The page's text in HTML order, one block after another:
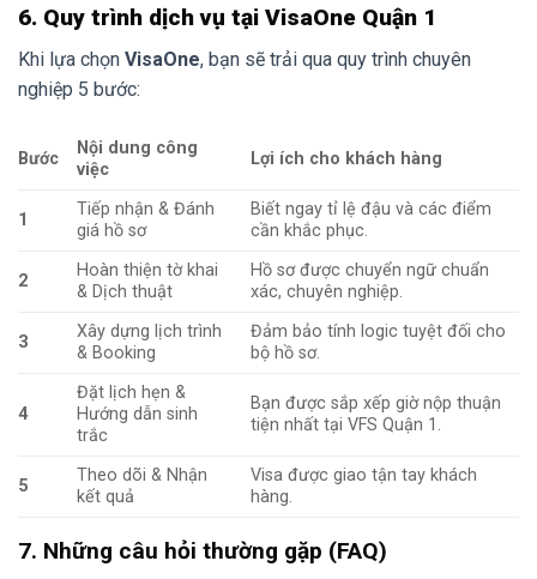
6. Quy trình dịch vụ tại VisaOne Quận 1
Khi lựa chọn VisaOne, bạn sẽ trải qua quy trình chuyên
nghiệp 5 bước:
Bước
Nội dung công
việc
Lợi ích cho khách hàng
1
Tiếp nhận & Đánh
giá hồ sơ
Biết ngay tỉ lệ đậu và các điểm
cần khắc phục.
2
Hoàn thiện tờ khai
& Dịch thuật
Hồ sơ được chuyển ngữ chuẩn
xác, chuyên nghiệp.
3
Xây dựng lịch trình
& Booking
Đảm bảo tính logic tuyệt đối cho
bộ hồ sơ.
4
Đặt lịch hẹn &
Hướng dẫn sinh
trắc
Bạn được sắp xếp giờ nộp thuận
tiện nhất tại VFS Quận 1.
5
Theo dõi & Nhận
kết quả
Visa được giao tận tay khách
hàng.
7. Những câu hỏi thường gặp (FAQ)